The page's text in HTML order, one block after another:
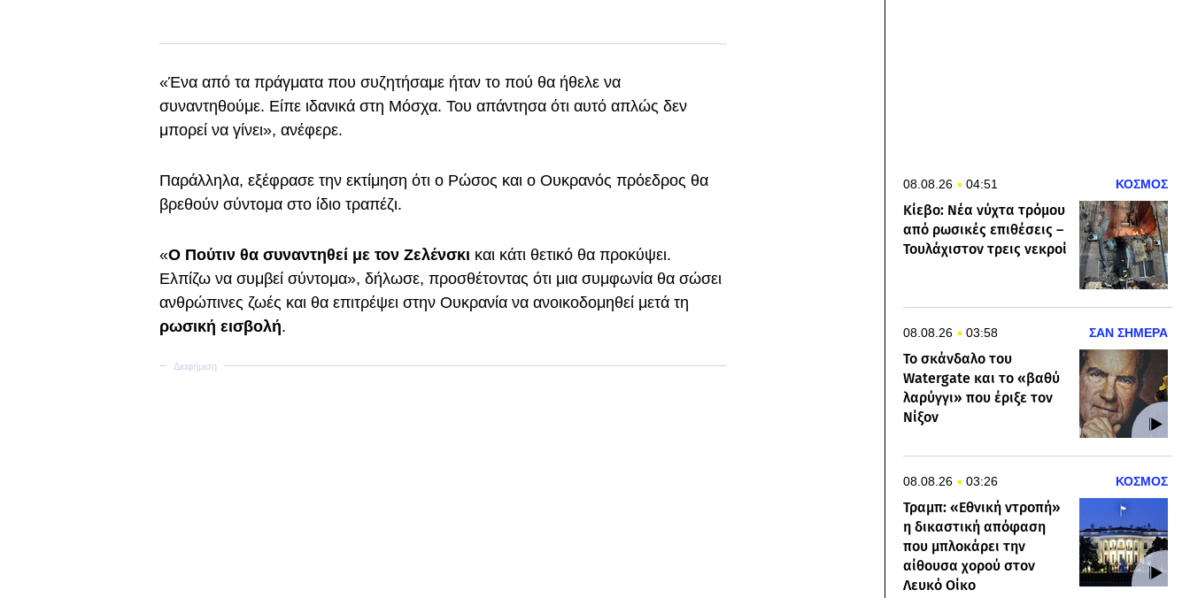
«Ένα από τα πράγματα που συζητήσαμε ήταν το πού θα ήθελε να
συναντηθούμε. Είπε ιδανικά στη Μόσχα. Του απάντησα ότι αυτό απλώς δεν
μπορεί να γίνει», ανέφερε.
Παράλληλα, εξέφρασε την εκτίμηση ότι ο Ρώσος και ο Ουκρανός πρόεδρος θα
βρεθούν σύντομα στο ίδιο τραπέζι.
«Ο Πούτιν θα συναντηθεί με τον Ζελένσκικαι κάτι θετικό θα προκύψει.
Ελπίζω να συμβεί σύντομα», δήλωσε, προσθέτοντας ότι μια συμφωνία θα σώσει
ανθρώπινες ζωές και θα επιτρέψει στην Ουκρανία να ανοικοδομηθεί μετά τη
ρωσική εισβολή.
08.08.26 04:51 ΚΟΣΜΟΣ
Κίεβο: Νέα νύχτα τρόμου
από ρωσικές επιθέσεις –
Τουλάχιστον τρεις νεκροί
08.08.26 03:58 ΣΑΝ ΣΗΜΕΡΑ
Το σκάνδαλο του
Watergate και το «βαθύ
λαρύγγι» που έριξε τον
Νίξον
08.08.26 03:26 ΚΟΣΜΟΣ
Τραμπ: «Εθνική ντροπή»
η δικαστική απόφαση
που μπλοκάρει την
αίθουσα χορού στον
Λευκό Οίκο